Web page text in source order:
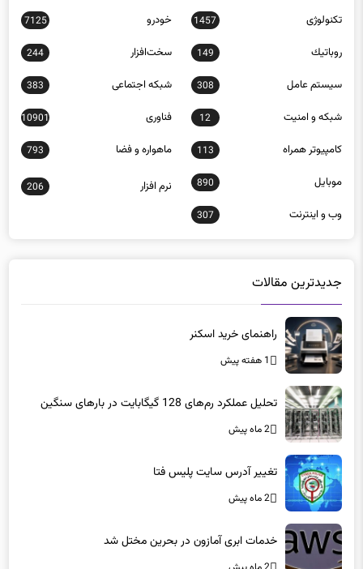
تکنولوژی 1457 خودرو 7125
روباتيك 149 سخت‌افزار 244
سيستم عامل 308 شبكه اجتماعی 383
شبكه و امنيت 12 فناوری 10901
كامپيوتر همراه 113 ماهواره و فضا 793
موبايل 890 نرم افزار 206
وب و اينترنت 307
جدیدترین مقالات
راهنمای خرید اسکنر
1 هفته پیش
تحلیل عملکرد رم‌های 128 گیگابایت در بارهای سنگین
2 ماه پیش
تغییر آدرس سایت پلیس فتا
2 ماه پیش
خدمات ابری آمازون در بحرین مختل شد